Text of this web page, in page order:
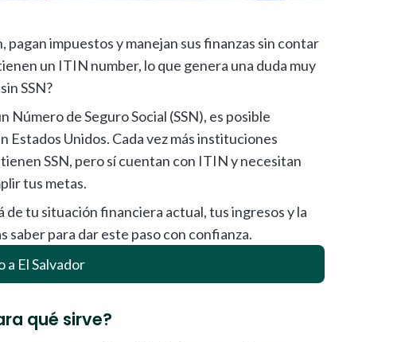
impuestos y manejan sus finanzas sin contar
un ITIN number, lo que genera una duda muy
SSN?
Número de Seguro Social (SSN), es posible
Unidos. Cada vez más instituciones
SSN, pero sí cuentan con ITIN y necesitan
tus metas.
tu situación financiera actual, tus ingresos y la
saber para dar este paso con confianza.
a El Salvador
qué sirve?